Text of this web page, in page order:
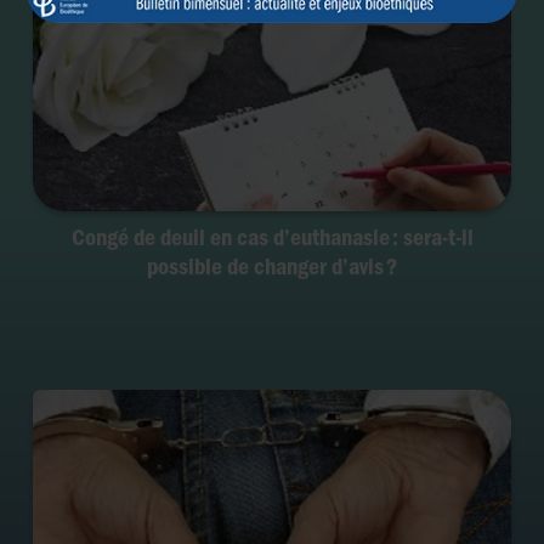
Congé de deuil en cas d’euthanasie : sera-t-il
possible de changer d’avis ?